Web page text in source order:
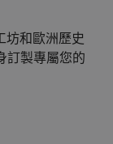
坊和歐洲歷史
訂製專屬您的